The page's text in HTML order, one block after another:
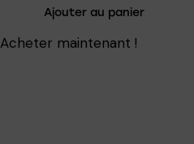
Ajouter au panier
Acheter maintenant !